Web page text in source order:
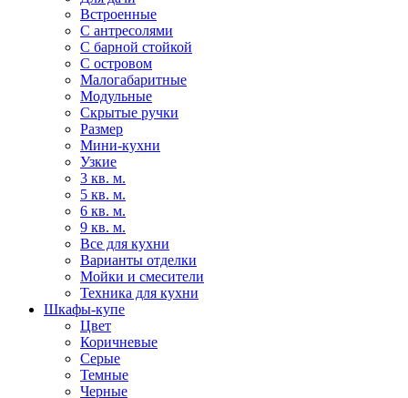
Встроенные
С антресолями
С барной стойкой
С островом
Малогабаритные
Модульные
Скрытые ручки
Размер
Мини-кухни
Узкие
3 кв. м.
5 кв. м.
6 кв. м.
9 кв. м.
Все для кухни
Варианты отделки
Мойки и смесители
Техника для кухни
Шкафы-купе
Цвет
Коричневые
Серые
Темные
Черные